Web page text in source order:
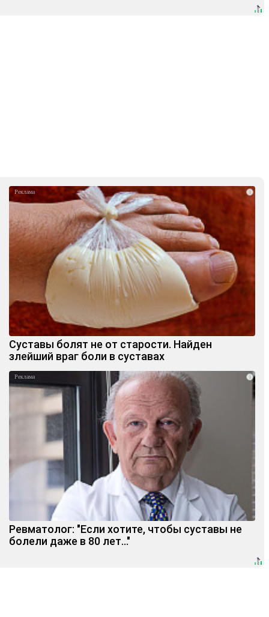
i
Суставы болят не от старости. Найден
злейший враг боли в суставах
i
Ревматолог: "Если хотите, чтобы суставы не
болели даже в 80 лет..."